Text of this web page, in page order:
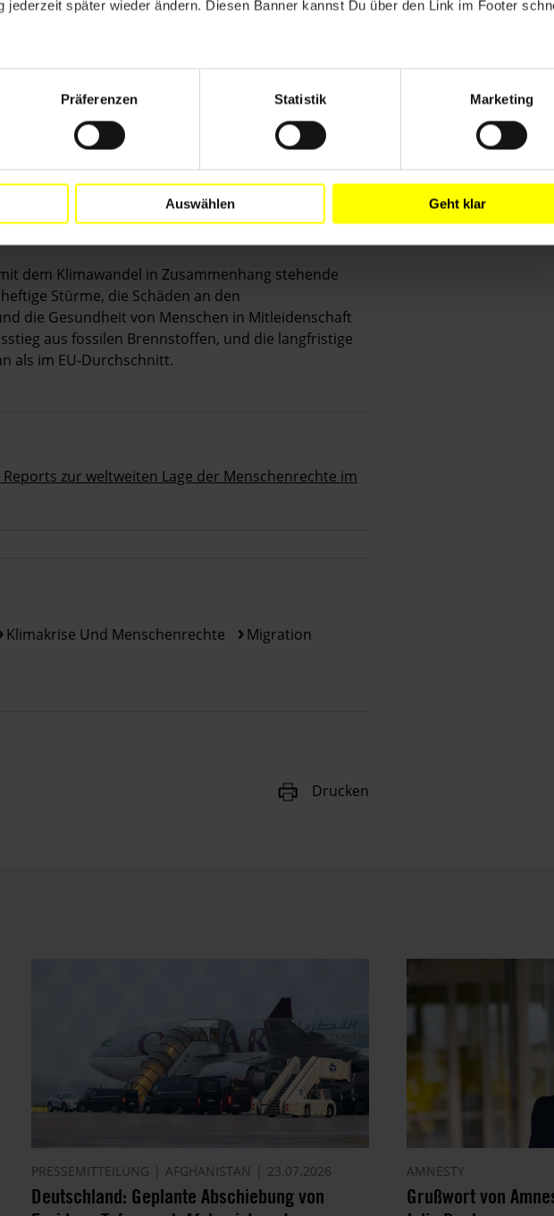
jederzeit später wieder ändern. Diesen Banner kannst Du über den Link im Footer
Präferenzen Statistik Marketing
Auswählen Geht klar
und Intergeschlechtlichen (LGBTI+)
Menschenrechte fest, dass die litauischen
Märchenbuch zensierten, in dem u. a.
Eine Gesetzesvorlage, die das Verbot der Förderung
vom Parlament im November abgelehnt, und
sollte, war bis Ende 2023 noch nicht vom
dem Klimawandel in Zusammenhang stehende
Stürme, die Schäden an den
die Gesundheit von Menschen in Mitleidenschaft
aus fossilen Brennstoffen, und die langfristige
als im EU-Durchschnitt.
zur weltweiten Lage der Menschenrechte im
Klimakrise Und Menschenrechte
Migration
Drucken
PRESSEMITTEILUNG AFGHANISTAN 23.07.2026
Deutschland: Geplante Abschiebung von
AMNESTY
Grußwort von